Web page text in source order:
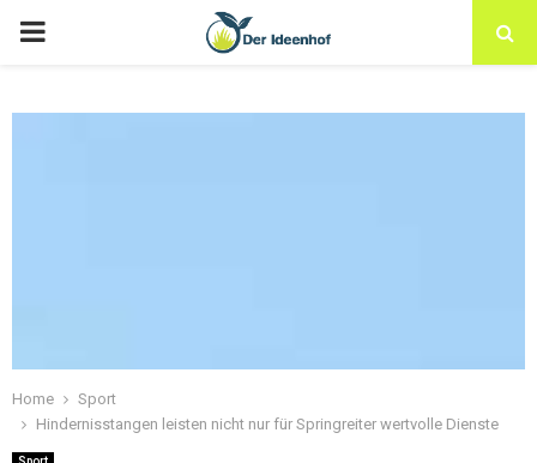
Home
Sport
Hindernisstangen leisten nicht nur für Springreiter wertvolle Dienste